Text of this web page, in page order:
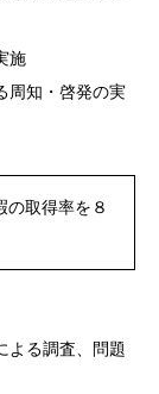
施
周知・啓発の実
の取得率を８
よる調査、問題